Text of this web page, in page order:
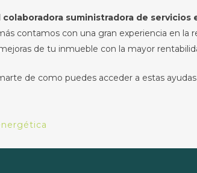
suministradora de servicios
contamos con una gran experiencia en la
de tu inmueble con la mayor
de como puedes acceder a estas